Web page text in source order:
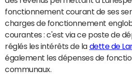
fonctionnement courant de ses
charges de fonctionnement
courantes : c'est via ce poste de
réglés les intérêts de la dette de
également les dépenses de
communaux.